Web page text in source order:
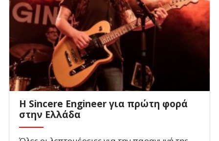
Η Sincere Engineer για πρώτη φορά
στην Ελλάδα